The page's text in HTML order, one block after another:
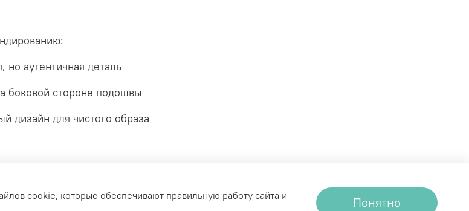
но аутентичная деталь
боковой стороне подошвы
дизайн для чистого образа
делая ходьбу комфортной в течение всего дня.
cookie, которые обеспечивают правильную работу сайта и
Понятно